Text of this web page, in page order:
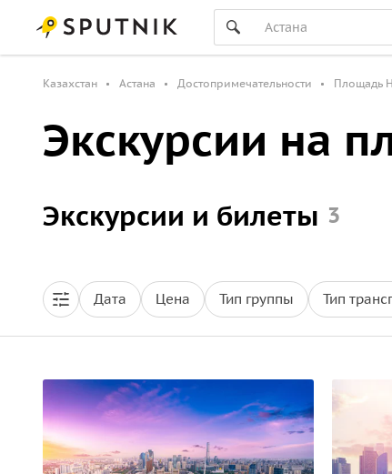
Казахстан Астана Достопримечательности Площадь
Экскурсии на
Экскурсии и билеты 3
Дата Цена Тип группы Тип